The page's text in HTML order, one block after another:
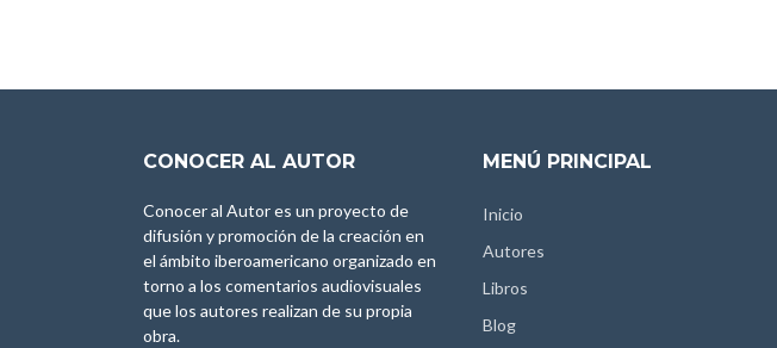
CONOCER AL AUTOR
Conocer al Autor es un proyecto de
difusión y promoción de la creación en
el ámbito iberoamericano organizado en
torno a los comentarios audiovisuales
que los autores realizan de su propia
obra.
MENÚ PRINCIPAL
Inicio
Autores
Libros
Blog